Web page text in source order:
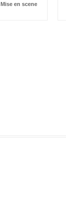
Mise en scene